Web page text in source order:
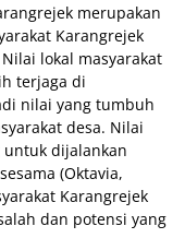
merupakan
Karangrejek
lokal masyarakat
terjaga di
nilai yang tumbuh
desa. Nilai
untuk dijalankan
(Oktavia,
Karangrejek
dan potensi yang